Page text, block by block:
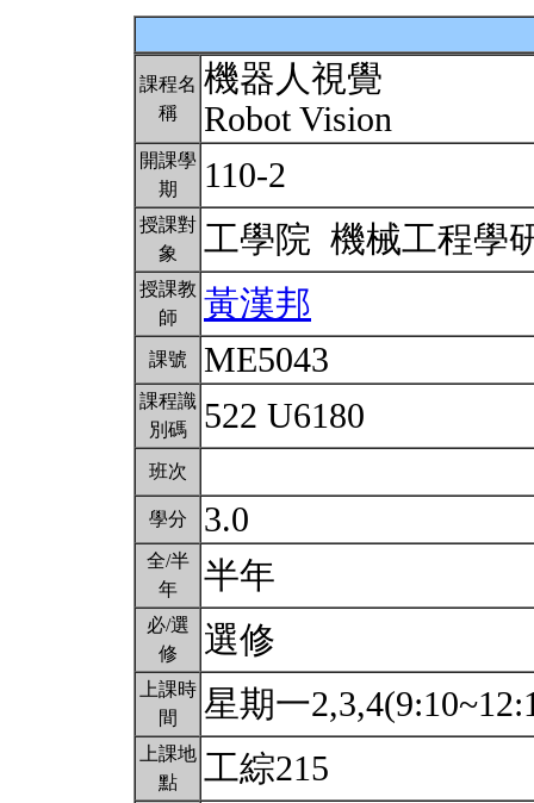
課程名
稱
機器人視覺
Robot Vision
開課學
期
110-2
授課對
象
工學院 機械工程學
授課教
師
黃漢邦
課號 ME5043
課程識
別碼
522 U6180
班次
學分 3.0
全/半
年
半年
必/選
修
選修
上課時
間
星期一
上課地
點
工綜215